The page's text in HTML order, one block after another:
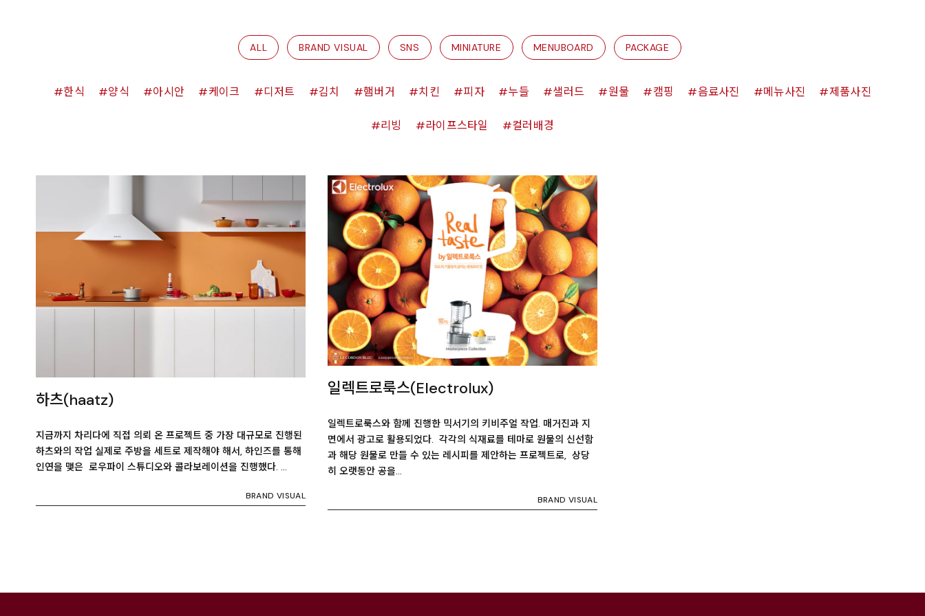
ALL BRAND VISUAL SNS MINIATURE MENUBOARD PACKAGE
한식 양식 아시안 케이크 디저트 김치 햄버거 치킨 피자 누들 샐러드 원물 캠핑 음료사진 메뉴사진 제품사진
리빙 라이프스타일 컬러배경
하츠(haatz)
지금까지 차리다에 직접 의뢰 온 프로젝트 중 가장 대규모로 진행된
하츠와의 작업 실제로 주방을 세트로 제작해야 해서, 하인즈를 통해
인연을 맺은 로우파이 스튜디오와 콜라보레이션을 진행했다. …
BRAND VISUAL
일렉트로룩스(Electrolux)
일렉트로룩스와 함께 진행한 믹서기의 키비주얼 작업. 매거진과 지
면에서 광고로 활용되었다. 각각의 식재료를 테마로 원물의 신선함
과 해당 원물로 만들 수 있는 레시피를 제안하는 프로젝트로, 상당
히 오랫동안 공을…
BRAND VISUAL